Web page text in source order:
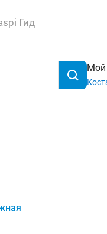
Гид
Мой